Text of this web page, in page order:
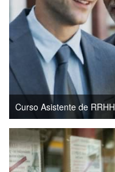
Curso Asistente de RRHH